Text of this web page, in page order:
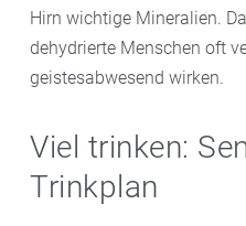
Hirn wichtige Mineralien.
dehydrierte Menschen oft
geistesabwesend wirken.
Viel trinken:
Trinkplan